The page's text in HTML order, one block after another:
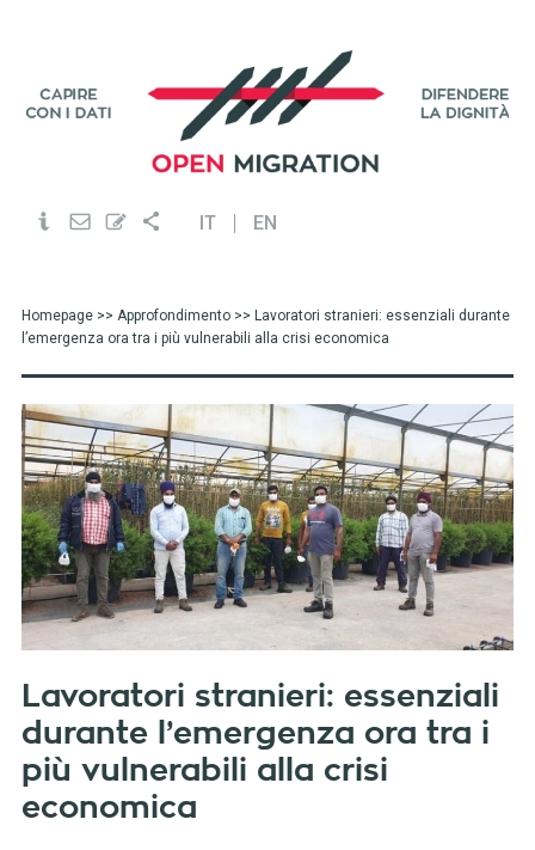
IT EN
Homepage>> Approfondimento>> Lavoratori stranieri: essenziali durante
l’emergenza ora tra i più vulnerabili alla crisi economica
Lavoratori stranieri: essenziali
durante l’emergenza ora tra i
più vulnerabili alla crisi
economica